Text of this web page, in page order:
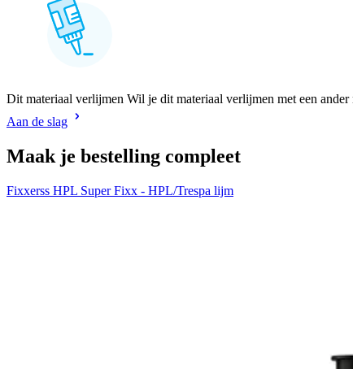
Dit materiaal verlijmen Wil je dit materiaal verlijmen met een
Aan de slag
Maak je bestelling compleet
Fixxerss HPL Super Fixx - HPL/Trespa lijm